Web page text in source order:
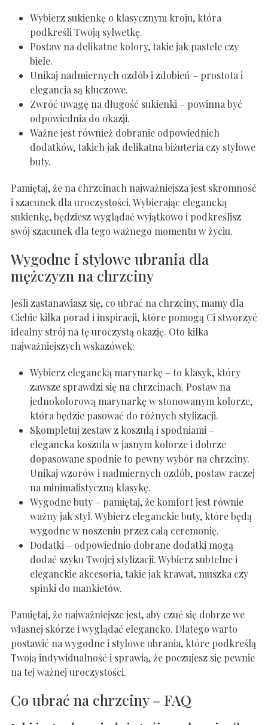
Wybierz sukienkę o klasycznym kroju, która
podkreśli Twoją sylwetkę.
Postaw na delikatne kolory, takie jak pastele czy
biele.
Unikaj nadmiernych ozdób i zdobień – prostota i
elegancja są kluczowe.
Zwróć uwagę na długość sukienki – powinna być
odpowiednia do okazji.
Ważne jest również dobranie odpowiednich
dodatków, takich jak delikatna biżuteria czy stylowe
buty.
Pamiętaj, że na chrzcinach najważniejsza jest skromność
i szacunek dla uroczystości. Wybierając elegancką
sukienkę, będziesz wyglądać wyjątkowo i podkreślisz
swój szacunek dla tego ważnego momentu w życiu.
Wygodne i stylowe ubrania dla
mężczyzn na chrzciny
Jeśli zastanawiasz się, co ubrać na chrzciny, mamy dla
Ciebie kilka porad i inspiracji, które pomogą Ci stworzyć
idealny strój na tę uroczystą okazję. Oto kilka
najważniejszych wskazówek:
Wybierz elegancką marynarkę – to klasyk, który
zawsze sprawdzi się na chrzcinach. Postaw na
jednokolorową marynarkę w stonowanym kolorze,
która będzie pasować do różnych stylizacji.
Skompletuj zestaw z koszulą i spodniami –
elegancka koszula w jasnym kolorze i dobrze
dopasowane spodnie to pewny wybór na chrzciny.
Unikaj wzorów i nadmiernych ozdób, postaw raczej
na minimalistyczną klasykę.
Wygodne buty – pamiętaj, że komfort jest równie
ważny jak styl. Wybierz eleganckie buty, które będą
wygodne w noszeniu przez całą ceremonię.
Dodatki – odpowiednio dobrane dodatki mogą
dodać szyku Twojej stylizacji. Wybierz subtelne i
eleganckie akcesoria, takie jak krawat, muszka czy
spinki do mankietów.
Pamiętaj, że najważniejsze jest, aby czuć się dobrze we
własnej skórze i wyglądać elegancko. Dlatego warto
postawić na wygodne i stylowe ubrania, które podkreślą
Twoją indywidualność i sprawią, że poczujesz się pewnie
na tej ważnej uroczystości.
Co ubrać na chrzciny – FAQ